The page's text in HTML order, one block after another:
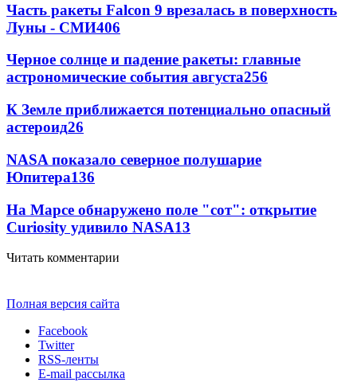
Часть ракеты Falcon 9 врезалась в поверхность
Луны - СМИ406
Черное солнце и падение ракеты: главные
астрономические события августа256
К Земле приближается потенциально опасный
астероид26
NASA показало северное полушарие
Юпитера136
На Марсе обнаружено поле "сот": открытие
Curiosity удивило NASA13
Читать комментарии
Полная версия сайта
Facebook
Twitter
RSS-ленты
E-mail рассылка